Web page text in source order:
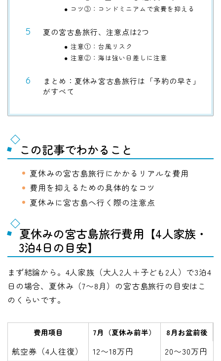
コツ③：コンドミニアムで食費を抑える
夏の宮古島旅行、注意点は2つ
注意①：台風リスク
注意②：海は強い日差しに注意
まとめ：夏休み宮古島旅行は「予約の早さ」
がすべて
この記事でわかること
夏休みの宮古島旅行にかかるリアルな費用
費用を抑えるための具体的なコツ
夏休みに宮古島へ行く際の注意点
夏休みの宮古島旅行費用【4人家族・
3泊4日の目安】
まず結論から。4人家族（大人2人＋子ども2人）で3泊4
日の場合、夏休み（7〜8月）の宮古島旅行の目安はこ
のくらいです。
費用項目 7月（夏休み前半） 8月お盆前後
航空券（4人往復） 12〜18万円
20〜30万円